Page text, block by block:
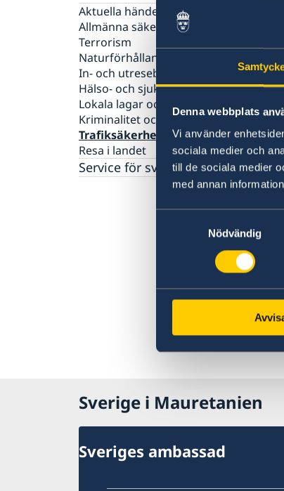
Denna webbplats
Vi använder
sociala medier och
till de sociala medier
med annan
Nödvändig
Aktuella händelser
Allmänna säkerhetsläget
Terrorism
Naturförhållanden och katastrofer
In- och utresebestämmelser
Hälso- och sjukvård
Lokala lagar och sedvänjor
Kriminalitet och personlig säkerhet
Trafiksäkerhet
Resa i landet
Service för svenska företag
Sverige i Mauretanien
Sveriges ambassad